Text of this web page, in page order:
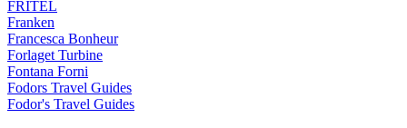
FRITEL
Franken
Francesca Bonheur
Forlaget Turbine
Fontana Forni
Fodors Travel Guides
Fodor's Travel Guides